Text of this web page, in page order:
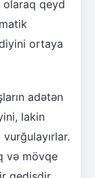
qeyd
ortaya
adətən
lakin
və mövqe